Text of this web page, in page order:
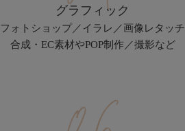
グラフィック
フォトショップ／イラレ／画像レタッチ
合成・EC素材やPOP制作／撮影など